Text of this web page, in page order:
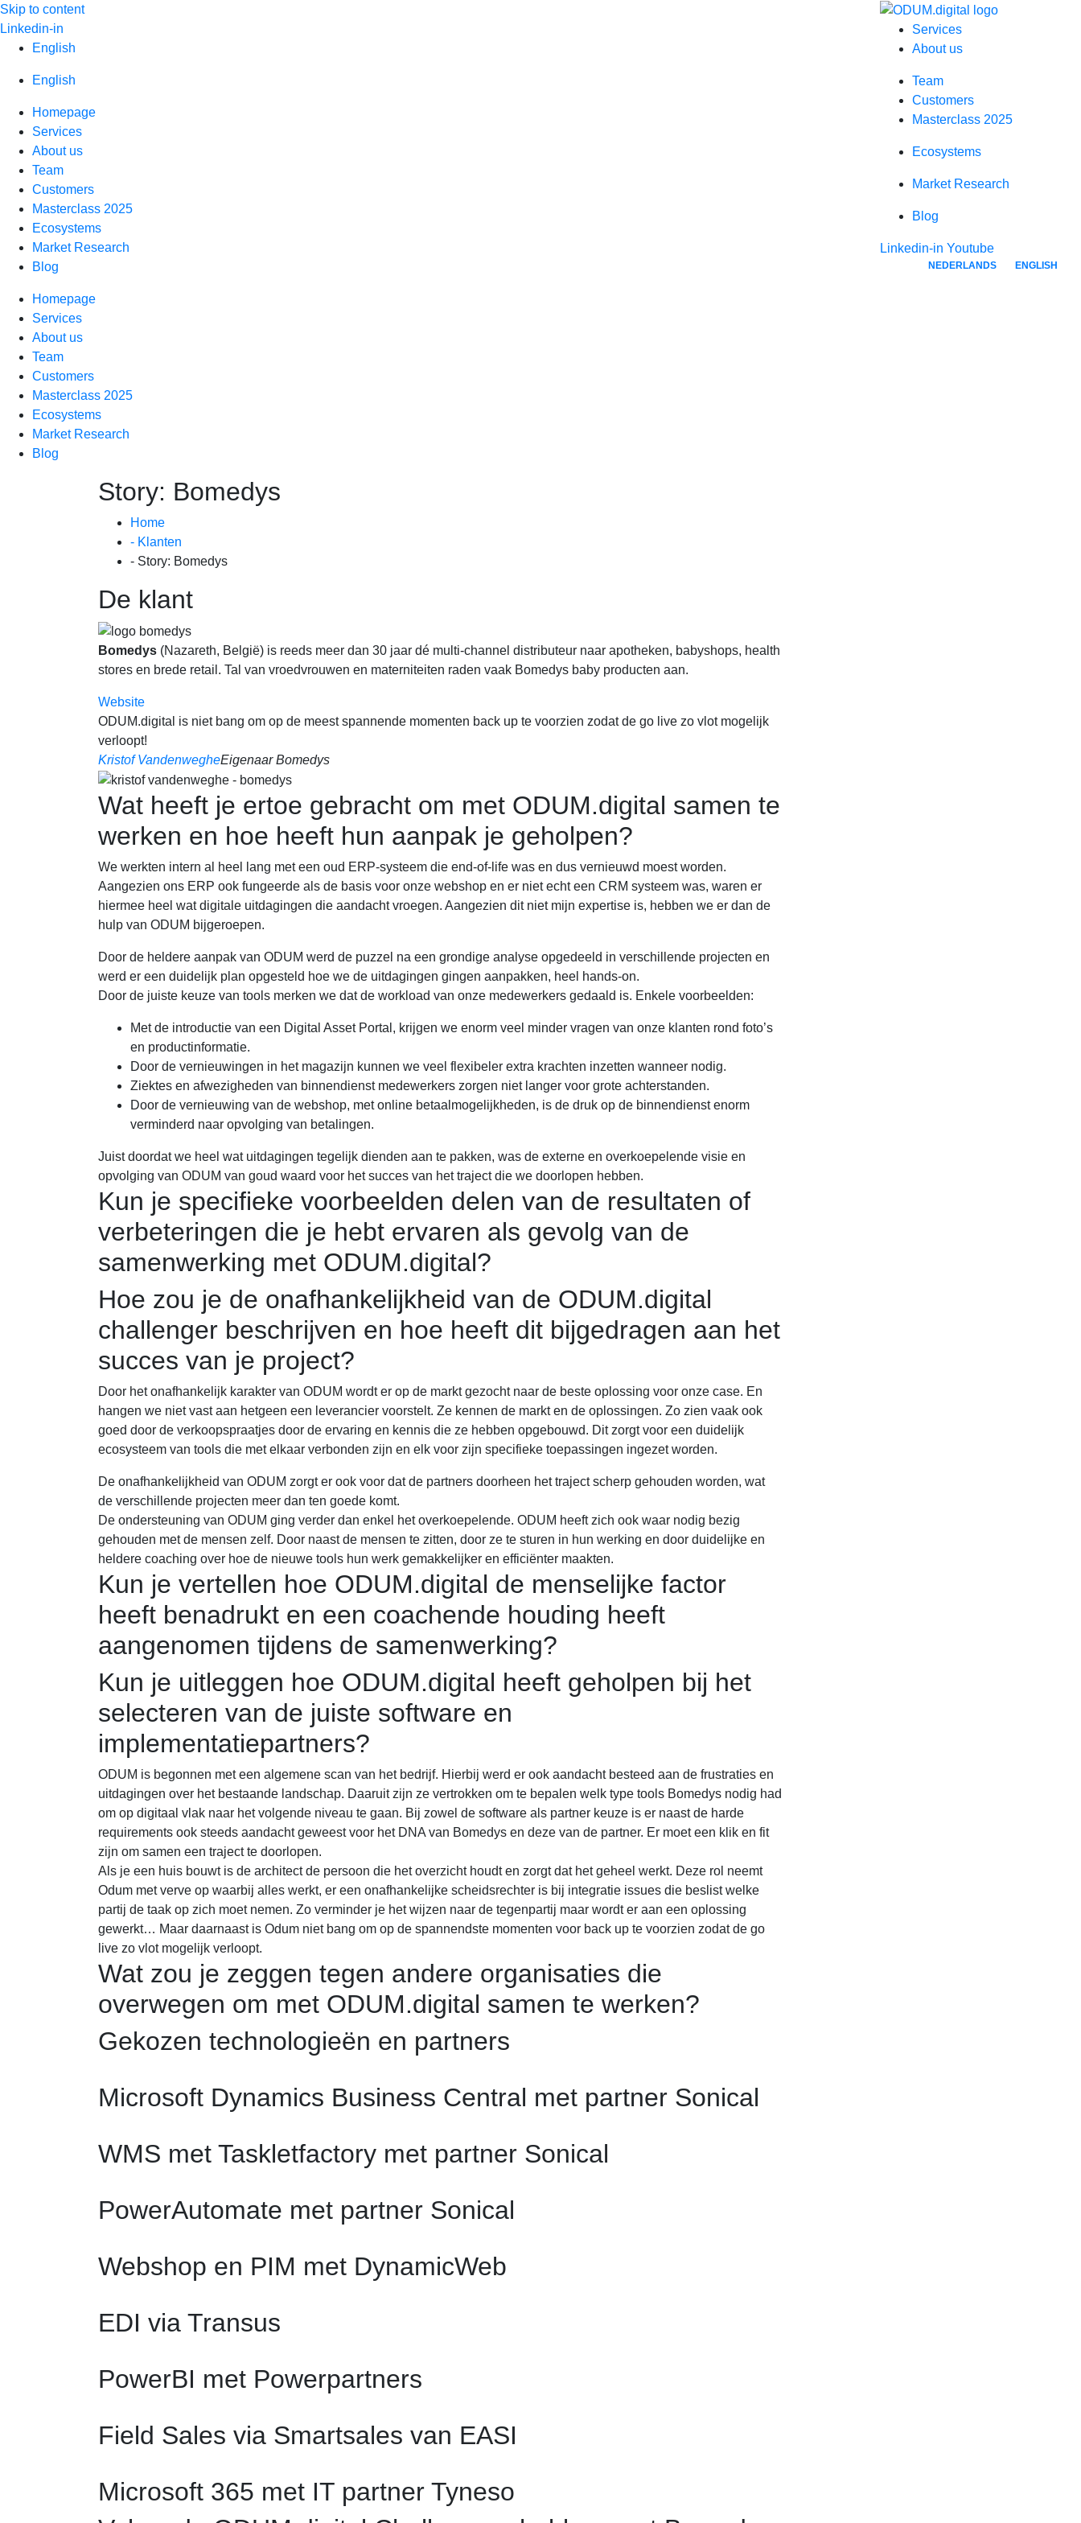
Skip to content
Services
About us
Team
Customers
Masterclass 2025
Ecosystems
Market Research
Blog
Linkedin-in Youtube
NEDERLANDS ENGLISH
Linkedin-in
English
English
Homepage
Services
About us
Team
Customers
Masterclass 2025
Ecosystems
Market Research
Blog
Homepage
Services
About us
Team
Customers
Masterclass 2025
Ecosystems
Market Research
Blog
Story: Bomedys
Home
- Klanten
- Story: Bomedys
De klant
Bomedys (Nazareth, België) is reeds meer dan 30 jaar dé multi-channel distributeur naar apotheken, babyshops, health
stores en brede retail. Tal van vroedvrouwen en materniteiten raden vaak Bomedys baby producten aan.
Website
ODUM.digital is niet bang om op de meest spannende momenten back up te voorzien zodat de go live zo vlot mogelijk
verloopt!
Kristof VandenwegheEigenaar Bomedys
Wat heeft je ertoe gebracht om met ODUM.digital samen te
werken en hoe heeft hun aanpak je geholpen?
We werkten intern al heel lang met een oud ERP-systeem die end-of-life was en dus vernieuwd moest worden.
Aangezien ons ERP ook fungeerde als de basis voor onze webshop en er niet echt een CRM systeem was, waren er
hiermee heel wat digitale uitdagingen die aandacht vroegen. Aangezien dit niet mijn expertise is, hebben we er dan de
hulp van ODUM bijgeroepen.
Door de heldere aanpak van ODUM werd de puzzel na een grondige analyse opgedeeld in verschillende projecten en
werd er een duidelijk plan opgesteld hoe we de uitdagingen gingen aanpakken, heel hands-on.
Door de juiste keuze van tools merken we dat de workload van onze medewerkers gedaald is. Enkele voorbeelden:
Met de introductie van een Digital Asset Portal, krijgen we enorm veel minder vragen van onze klanten rond foto’s
en productinformatie.
Door de vernieuwingen in het magazijn kunnen we veel flexibeler extra krachten inzetten wanneer nodig.
Ziektes en afwezigheden van binnendienst medewerkers zorgen niet langer voor grote achterstanden.
Door de vernieuwing van de webshop, met online betaalmogelijkheden, is de druk op de binnendienst enorm
verminderd naar opvolging van betalingen.
Juist doordat we heel wat uitdagingen tegelijk dienden aan te pakken, was de externe en overkoepelende visie en
opvolging van ODUM van goud waard voor het succes van het traject die we doorlopen hebben.
Kun je specifieke voorbeelden delen van de resultaten of
verbeteringen die je hebt ervaren als gevolg van de
samenwerking met ODUM.digital?
Hoe zou je de onafhankelijkheid van de ODUM.digital
challenger beschrijven en hoe heeft dit bijgedragen aan het
succes van je project?
Door het onafhankelijk karakter van ODUM wordt er op de markt gezocht naar de beste oplossing voor onze case. En
hangen we niet vast aan hetgeen een leverancier voorstelt. Ze kennen de markt en de oplossingen. Zo zien vaak ook
goed door de verkoopspraatjes door de ervaring en kennis die ze hebben opgebouwd. Dit zorgt voor een duidelijk
ecosysteem van tools die met elkaar verbonden zijn en elk voor zijn specifieke toepassingen ingezet worden.
De onafhankelijkheid van ODUM zorgt er ook voor dat de partners doorheen het traject scherp gehouden worden, wat
de verschillende projecten meer dan ten goede komt.
De ondersteuning van ODUM ging verder dan enkel het overkoepelende. ODUM heeft zich ook waar nodig bezig
gehouden met de mensen zelf. Door naast de mensen te zitten, door ze te sturen in hun werking en door duidelijke en
heldere coaching over hoe de nieuwe tools hun werk gemakkelijker en efficiënter maakten.
Kun je vertellen hoe ODUM.digital de menselijke factor
heeft benadrukt en een coachende houding heeft
aangenomen tijdens de samenwerking?
Kun je uitleggen hoe ODUM.digital heeft geholpen bij het
selecteren van de juiste software en
implementatiepartners?
ODUM is begonnen met een algemene scan van het bedrijf. Hierbij werd er ook aandacht besteed aan de frustraties en
uitdagingen over het bestaande landschap. Daaruit zijn ze vertrokken om te bepalen welk type tools Bomedys nodig had
om op digitaal vlak naar het volgende niveau te gaan. Bij zowel de software als partner keuze is er naast de harde
requirements ook steeds aandacht geweest voor het DNA van Bomedys en deze van de partner. Er moet een klik en fit
zijn om samen een traject te doorlopen.
Als je een huis bouwt is de architect de persoon die het overzicht houdt en zorgt dat het geheel werkt. Deze rol neemt
Odum met verve op waarbij alles werkt, er een onafhankelijke scheidsrechter is bij integratie issues die beslist welke
partij de taak op zich moet nemen. Zo verminder je het wijzen naar de tegenpartij maar wordt er aan een oplossing
gewerkt… Maar daarnaast is Odum niet bang om op de spannendste momenten voor back up te voorzien zodat de go
live zo vlot mogelijk verloopt.
Wat zou je zeggen tegen andere organisaties die
overwegen om met ODUM.digital samen te werken?
Gekozen technologieën en partners
Microsoft Dynamics Business Central met partner Sonical
WMS met Taskletfactory met partner Sonical
PowerAutomate met partner Sonical
Webshop en PIM met DynamicWeb
EDI via Transus
PowerBI met Powerpartners
Field Sales via Smartsales van EASI
Microsoft 365 met IT partner Tyneso